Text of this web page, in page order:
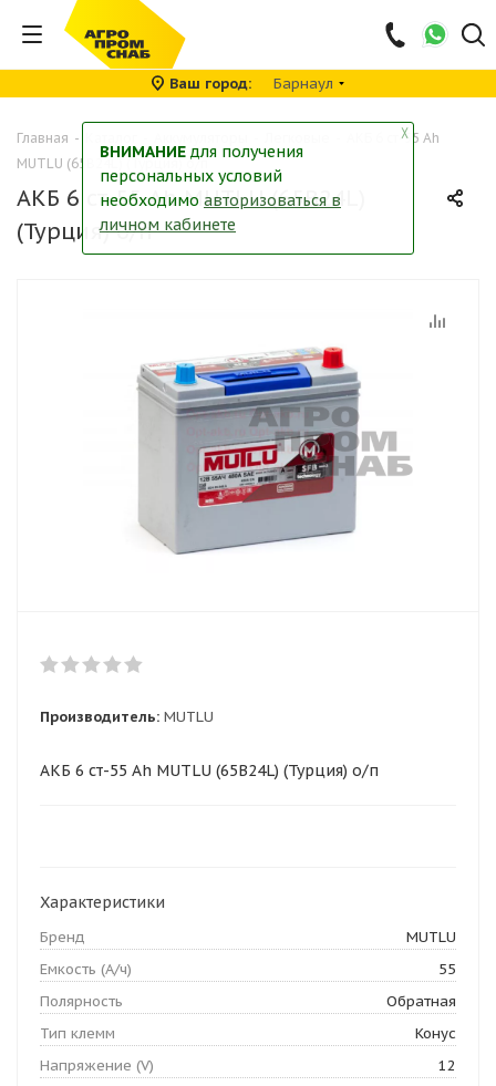
Ваш город Барнаул
Главная -
АКБ 6 ст-55 Ah
MUTLU (65B24L) (Турция) о/п
АКБ 6 ст-55 Ah MUTLU (65B24L)
(Турция) о/п
Производитель: MUTLU
АКБ 6 ст-55 Ah MUTLU (65B24L) (Турция) о/п
Характеристики
Бренд
MUTLU
Емкость (А/ч)
55
Полярность
Обратная
Тип клемм
Конус
Напряжение (V)
12
╳
ВНИМАНИЕ для получения
персональных условий
необходимо авторизоваться в
личном кабинете